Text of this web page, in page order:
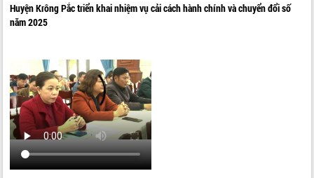
Huyện Krông Pắc triển khai nhiệm vụ cải cách hành chính và chuyển đổi số
năm 2025